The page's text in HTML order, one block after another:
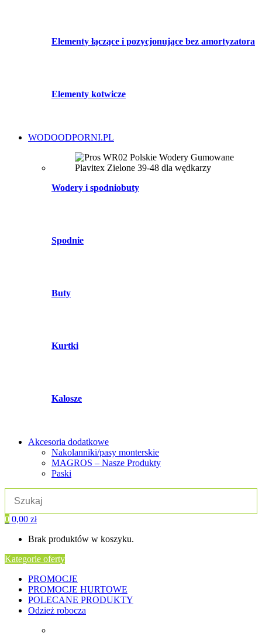
Elementy łączące i pozycjonujące bez amortyzatora
Elementy kotwicze
WODOODPORNI.PL
Wodery i spodniobuty
Spodnie
Buty
Kurtki
Kalosze
Akcesoria dodatkowe
Nakolanniki/pasy monterskie
MAGROS – Nasze Produkty
Paski
0 0,00 zł
Brak produktów w koszyku.
Kategorie oferty
PROMOCJE
PROMOCJE HURTOWE
POLECANE PRODUKTY
Odzież robocza